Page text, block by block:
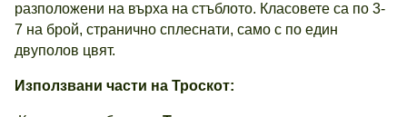
разположени на върха на стъблото. Класовете са по 3-
7 на брой, странично сплеснати, само с по един
двуполов цвят.
Използвани части на Троскот: